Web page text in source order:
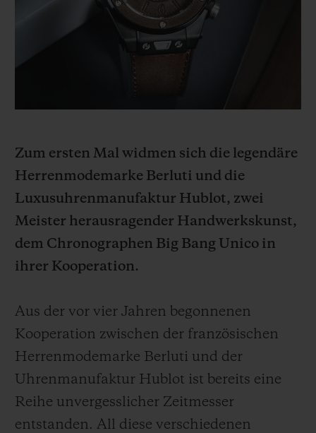
Zum ersten Mal widmen sich die legendäre
Herrenmodemarke Berluti und die
Luxusuhrenmanufaktur Hublot, zwei
Meister herausragender Handwerkskunst,
dem Chronographen Big Bang Unico in
ihrer Kooperation.
Aus der vor vier Jahren begonnenen
Kooperation zwischen der französischen
Herrenmodemarke Berluti und der
Uhrenmanufaktur Hublot ist bereits eine
Reihe unvergesslicher Zeitmesser
entstanden. All diese verschiedenen
COLORED CERAMIC
PEACH CERAMIC
EXKLUSIVE DIENSTLEISTUNGEN
HUBLOTISTA UND GARANTIEVERLÄNGERUNG
VORAUSSICHTLICHE LIEFERZEIT
KOSTENLOSE LIEFERUNG & RÜCKSENDUNGEN
SICHERE BEZAHLUNG
KONTAKT